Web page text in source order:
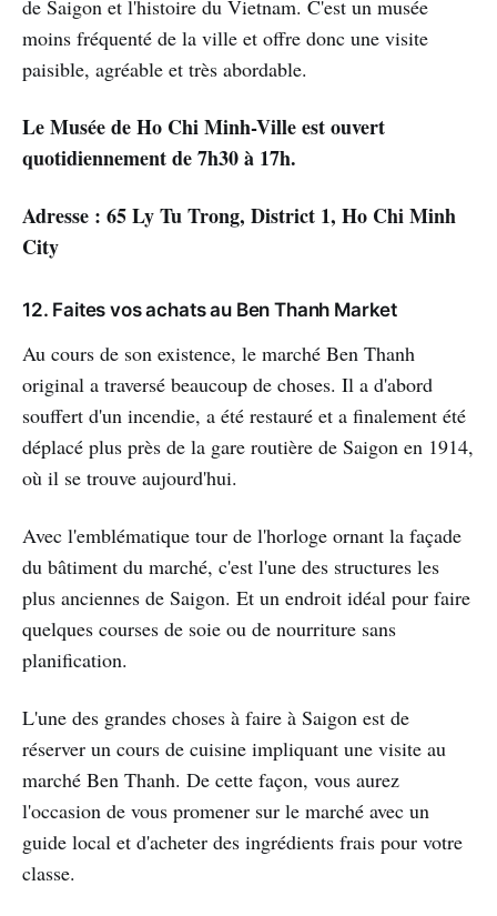
de Saigon et l'histoire du Vietnam. C'est un musée
moins fréquenté de la ville et offre donc une visite
paisible, agréable et très abordable.
Le Musée de Ho Chi Minh-Ville est ouvert
quotidiennement de 7h30 à 17h.
Adresse : 65 Ly Tu Trong, District 1, Ho Chi Minh
City
12. Faites vos achats au Ben Thanh Market
Au cours de son existence, le marché Ben Thanh
original a traversé beaucoup de choses. Il a d'abord
souffert d'un incendie, a été restauré et a finalement été
déplacé plus près de la gare routière de Saigon en 1914,
où il se trouve aujourd'hui.
Avec l'emblématique tour de l'horloge ornant la façade
du bâtiment du marché, c'est l'une des structures les
plus anciennes de Saigon. Et un endroit idéal pour faire
quelques courses de soie ou de nourriture sans
planification.
L'une des grandes choses à faire à Saigon est de
réserver un cours de cuisine impliquant une visite au
marché Ben Thanh. De cette façon, vous aurez
l'occasion de vous promener sur le marché avec un
guide local et d'acheter des ingrédients frais pour votre
classe.